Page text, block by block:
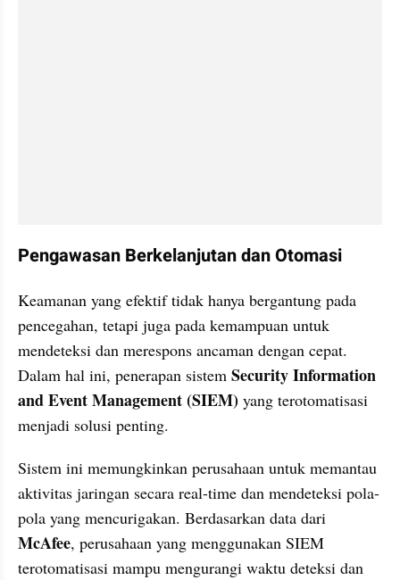
Pengawasan Berkelanjutan dan Otomasi
Keamanan yang efektif tidak hanya bergantung pada
pencegahan, tetapi juga pada kemampuan untuk
mendeteksi dan merespons ancaman dengan cepat.
Dalam hal ini, penerapan sistem Security Information
and Event Management (SIEM) yang terotomatisasi
menjadi solusi penting.
Sistem ini memungkinkan perusahaan untuk memantau
aktivitas jaringan secara real-time dan mendeteksi pola-
McAfee, perusahaan yang menggunakan SIEM
terotomatisasi mampu mengurangi waktu deteksi dan